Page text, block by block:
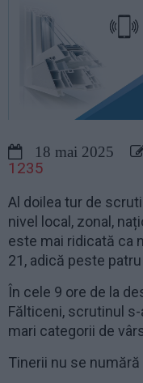
18 mai 2025
1235
Al doilea tur de
nivel local, zonal,
este mai ridicată ca
21, adică peste
În cele 9 ore de la
Fălticeni, scrutinul
mari categorii de
Tinerii nu se